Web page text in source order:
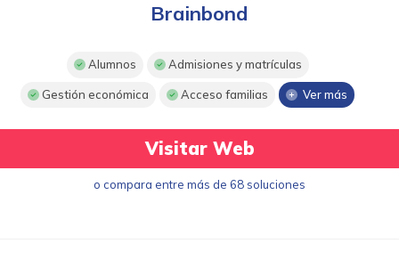
Brainbond
Alumnos Admisiones y matrículas
Gestión económica Acceso familias Ver más
Visitar Web
o compara entre más de 68 soluciones